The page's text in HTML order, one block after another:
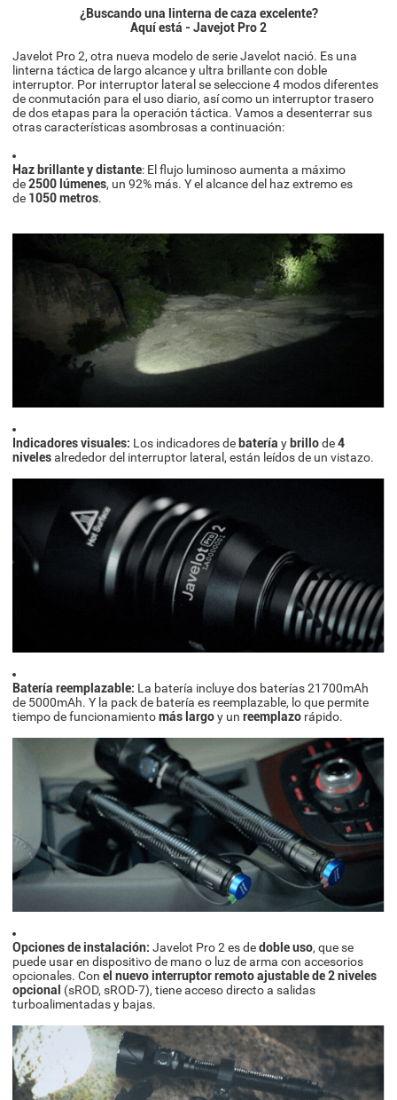
¿Buscando una linterna de caza excelente?
Aquí está - Javejot Pro 2
Javelot Pro 2, otra nueva modelo de serie Javelot nació. Es una
linterna táctica de largo alcance y ultra brillante con doble
interruptor. Por interruptor lateral se seleccione 4 modos diferentes
de conmutación para el uso diario, así como un interruptor trasero
de dos etapas para la operación táctica. Vamos a desenterrar sus
otras características asombrosas a continuación:
Haz brillante y distante: El flujo luminoso aumenta a máximo
de2500 lúmenes, un 92% más. Y el alcance del haz extremo es
de 1050 metros.
Indicadores visuales: Los indicadores de bateríay brillode4
nivelesalrededor del interruptor lateral, están leídos de un vistazo.
Batería reemplazable: La batería incluye dos baterías 21700mAh
de 5000mAh. Y la pack de batería es reemplazable, lo que permite
tiempo de funcionamientomás largoy unreemplazo rápido.
Opciones de instalación: Javelot Pro 2 es dedoble uso, que se
puede usar en dispositivo de mano o luz de arma con accesorios
opcionales. Con el nuevo interruptor remoto ajustable de 2 niveles
opcional (sROD, sROD-7), tiene acceso directo a salidas
turboalimentadas y bajas.